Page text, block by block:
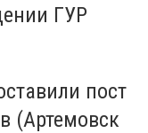
ГУР
пост
(Артемовск